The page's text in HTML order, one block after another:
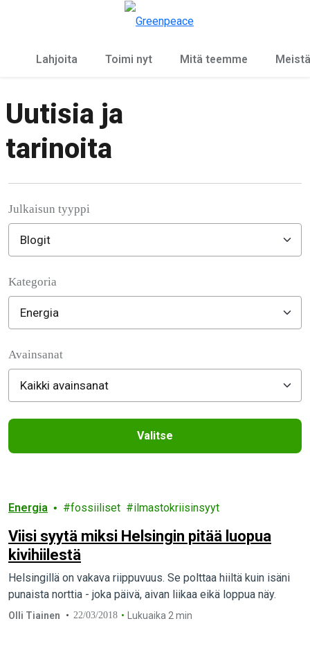
Lahjoita Toimi nyt Mitä teemme Meistä
Uutisia ja
tarinoita
Julkaisun tyyppi
Kategoria
Avainsanat
Valitse
Energia fossiiliset ilmastokriisinsyyt
Viisi syytä miksi Helsingin pitää luopua
kivihiilestä
Helsingillä on vakava riippuvuus. Se polttaa hiiltä kuin isäni
punaista norttia - joka päivä, aivan liikaa eikä loppua näy.
Olli Tiainen 22/03/2018 Lukuaika 2 min